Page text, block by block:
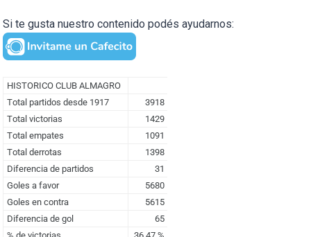
Si te gusta nuestro contenido podés ayudarnos: